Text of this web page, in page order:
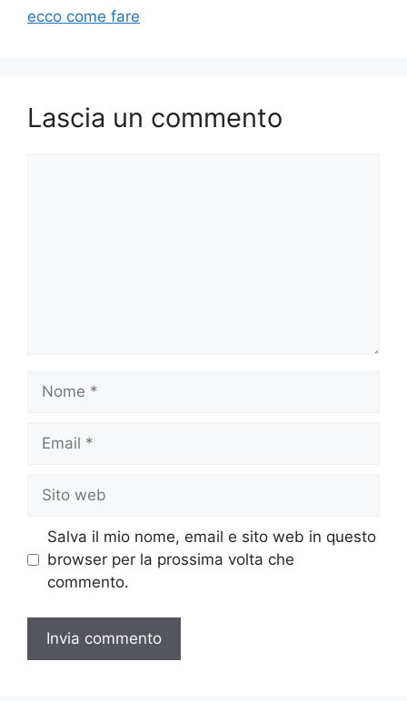
ecco come fare
Lascia un commento
Nome
Email
Sito
web
Salva il mio nome, email e sito web in questo
browser per la prossima volta che
commento.